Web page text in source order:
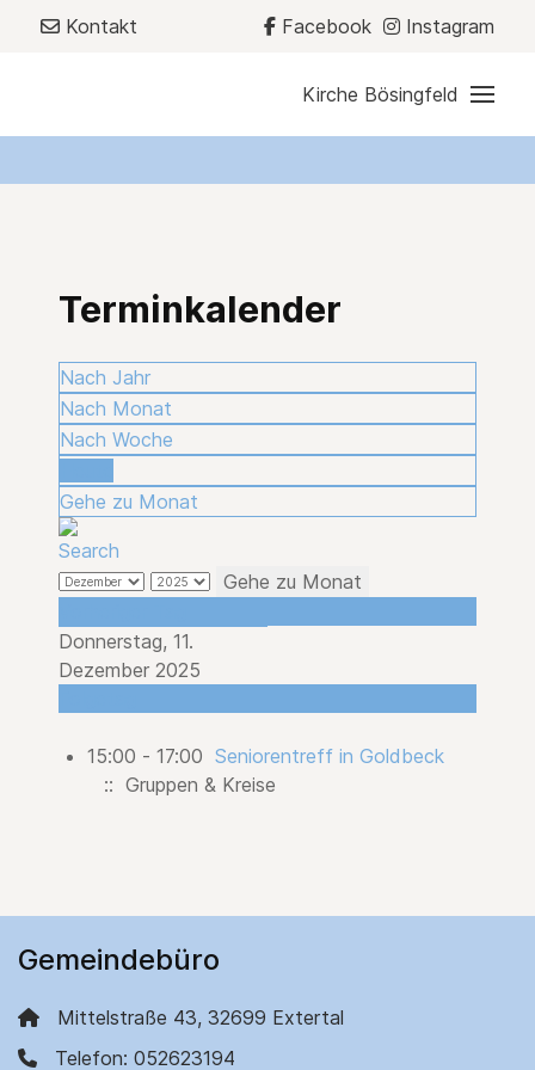
Kontakt Facebook Instagram
Kirche Bösingfeld
Terminkalender
Nach Jahr
Nach Monat
Nach Woche
Gehe zu Monat
Gehe zu Monat
Donnerstag, 11.
Dezember 2025
15:00 - 17:00 Seniorentreff in Goldbeck
:: Gruppen & Kreise
Gemeindebüro
Mittelstraße 43, 32699 Extertal
Telefon: 052623194